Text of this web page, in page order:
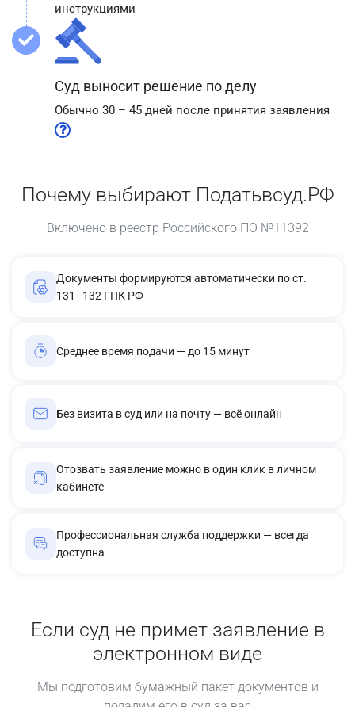
инструкциями
Суд выносит решение по делу
Обычно 30 – 45 дней после принятия заявления
Почему выбирают Податьвсуд.РФ
Включено в реестр Российского ПО №11392
Документы формируются автоматически по ст.
131–132 ГПК РФ
Среднее время подачи — до 15 минут
Без визита в суд или на почту — всё онлайн
Отозвать заявление можно в один клик в личном
кабинете
Профессиональная служба поддержки — всегда
доступна
Если суд не примет заявление в
электронном виде
Мы подготовим бумажный пакет документов и